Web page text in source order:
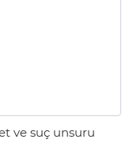
ve suç unsuru